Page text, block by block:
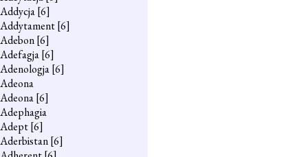
Addycja[6]
Addytament[6]
Adebon[6]
Adefagja[6]
Adenologja[6]
Adeona
Adeona[6]
Adephagia
Adept[6]
Aderbistan[6]